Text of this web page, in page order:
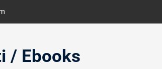
octombrie
/ Ebooks